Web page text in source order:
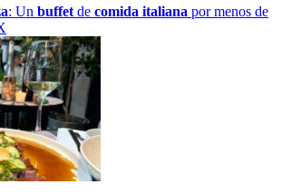
: Un buffet de comida italiana por menos de